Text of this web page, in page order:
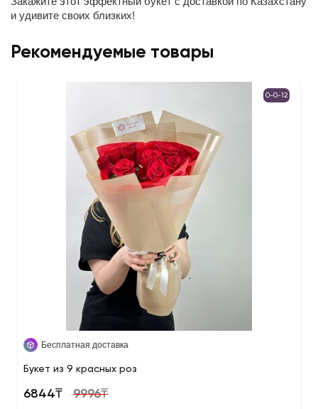
и удивите своих близких!
Рекомендуемые товары
0-0-12
Бесплатная доставка
Букет из 9 красных роз
6844₸ 9996₸